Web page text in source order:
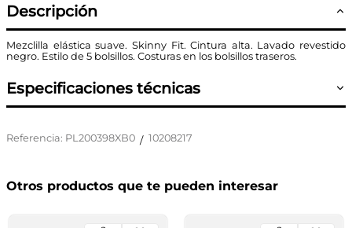
Descripción
Mezclilla elástica suave. Skinny Fit. Cintura alta. Lavado revestido
negro. Estilo de 5 bolsillos. Costuras en los bolsillos traseros.
Especificaciones técnicas
Referencia: PL200398XB0 / 10208217
Otros productos que te pueden interesar